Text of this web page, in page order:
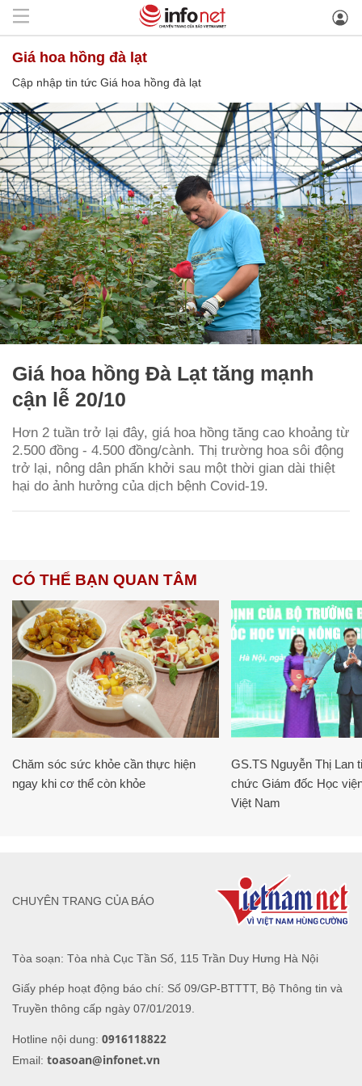
Giá hoa hồng đà lạt
Cập nhập tin tức Giá hoa hồng đà lạt
Giá hoa hồng Đà Lạt tăng mạnh
cận lễ 20/10
Hơn 2 tuần trở lại đây, giá hoa hồng tăng cao khoảng từ
2.500 đồng - 4.500 đồng/cành. Thị trường hoa sôi động
trở lại, nông dân phấn khởi sau một thời gian dài thiệt
hại do ảnh hưởng của dịch bệnh Covid-19.
CÓ THỂ BẠN QUAN TÂM
Chăm sóc sức khỏe cần thực hiện
ngay khi cơ thể còn khỏe
GS.TS Nguyễn Thị Lan
chức Giám đốc Học
Việt Nam
Tòa soạn: Tòa nhà Cục Tần Số, 115 Trần Duy Hưng Hà Nội
Giấy phép hoạt động báo chí: Số 09/GP-BTTTT, Bộ Thông tin và
Truyền thông cấp ngày 07/01/2019.
Hotline nội dung: 0916118822
Email: toasoan@infonet.vn
CHUYÊN TRANG CỦA BÁO